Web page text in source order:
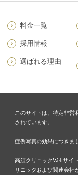
料金一覧
採用情報
選ばれる理由
このサイトは、特定非営
されています。
症例写真の効果につきま
高須クリニックWebサイ
リニックおよび関連会社